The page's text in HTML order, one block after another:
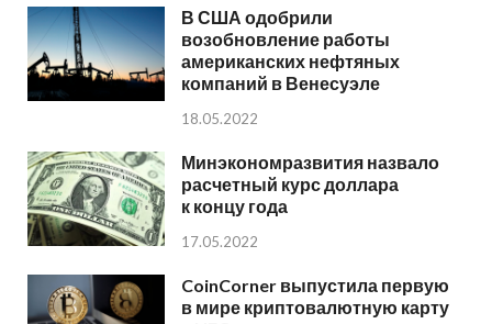
В США одобрили
возобновление работы
американских нефтяных
компаний в Венесуэле
18.05.2022
Минэкономразвития назвало
расчетный курс доллара
к концу года
17.05.2022
CoinCorner выпустила первую
в мире криптовалютную карту